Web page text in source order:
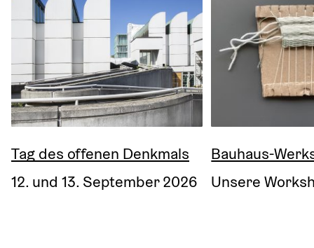
Tag des offenen Denkmals
12. und 13. September 2026
Bauhaus-
Unsere